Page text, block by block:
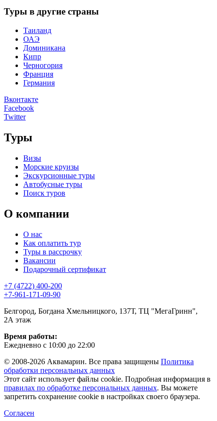
Туры в другие страны
Таиланд
ОАЭ
Доминикана
Кипр
Черногория
Франция
Германия
Вконтакте
Facebook
Twitter
Туры
Визы
Морские круизы
Экскурсионные туры
Автобусные туры
Поиск туров
О компании
О нас
Как оплатить тур
Туры в рассрочку
Вакансии
Подарочный сертификат
+7 (4722) 400-200
+7-961-171-09-90
Белгород, Богдана Хмельницкого, 137Т, ТЦ "МегаГринн",
2А этаж
Время работы:
Ежедневно с 10:00 до 22:00
© 2008-2026 Аквамарин. Все права защищены Политика
обработки персональных данных
Этот сайт использует файлы cookie. Подробная информация в
правилах по обработке персональных данных. Вы можете
запретить сохранение cookie в настройках своего браузера.
Согласен